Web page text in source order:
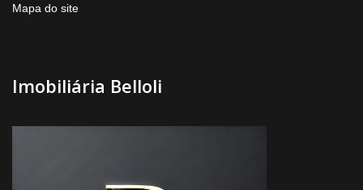
Mapa do site
Imobiliária Belloli